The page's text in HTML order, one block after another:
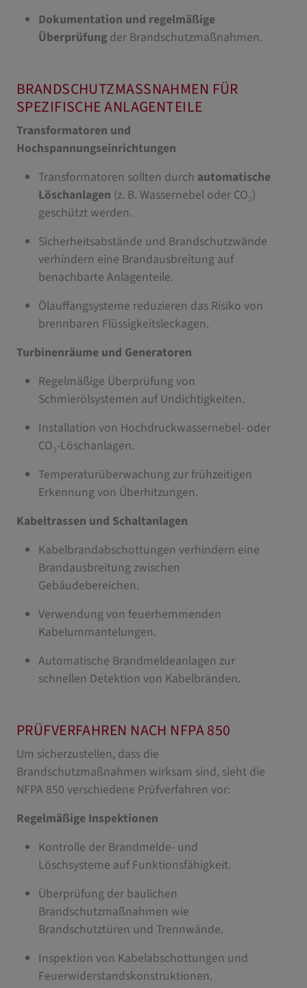
Dokumentation und regelmäßige
Überprüfung der Brandschutzmaßnahmen.
BRANDSCHUTZMASSNAHMEN FÜR S
PEZIFISCHE ANLAGENTEILE
Transformatoren und
Hochspannungseinrichtungen
Transformatoren sollten durch automatische
Löschanlagen (z. B. Wassernebel oder CO₂)
geschützt werden.
Sicherheitsabstände und Brandschutzwände
verhindern eine Brandausbreitung auf
benachbarte Anlagenteile.
Ölauffangsysteme reduzieren das Risiko von
brennbaren Flüssigkeitsleckagen.
Turbinenräume und Generatoren
Regelmäßige Überprüfung von
Schmierölsystemen auf Undichtigkeiten.
Installation von Hochdruckwassernebel- oder
CO₂-Löschanlagen.
Temperaturüberwachung zur frühzeitigen
Erkennung von Überhitzungen.
Kabeltrassen und Schaltanlagen
Kabelbrandabschottungen verhindern eine
Brandausbreitung zwischen
Gebäudebereichen.
Verwendung von feuerhemmenden
Kabelummantelungen.
Automatische Brandmeldeanlagen zur
schnellen Detektion von Kabelbränden.
PRÜFVERFAHREN NACH NFPA 850
Um sicherzustellen, dass die
Brandschutzmaßnahmen wirksam sind, sieht die
NFPA 850 verschiedene Prüfverfahren vor:
Regelmäßige Inspektionen
Kontrolle der Brandmelde- und
Löschsysteme auf Funktionsfähigkeit.
Überprüfung der baulichen
Brandschutzmaßnahmen wie
Brandschutztüren und Trennwände.
Inspektion von Kabelabschottungen und
Feuerwiderstandskonstruktionen.